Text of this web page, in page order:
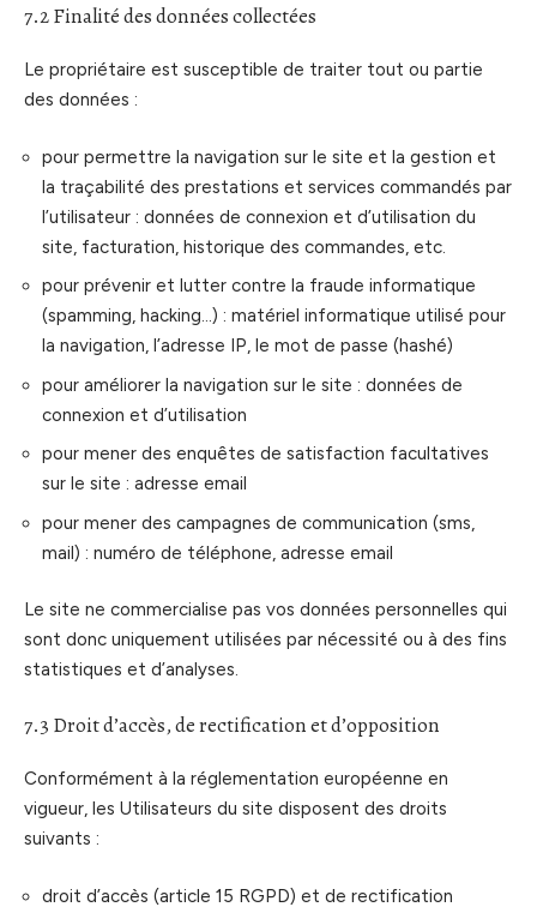
7.2 Finalité des données collectées
Le propriétaire est susceptible de traiter tout ou partie
des données :
pour permettre la navigation sur le site et la gestion et
la traçabilité des prestations et services commandés par
l’utilisateur : données de connexion et d’utilisation du
site, facturation, historique des commandes, etc.
pour prévenir et lutter contre la fraude informatique
(spamming, hacking…) : matériel informatique utilisé pour
la navigation, l’adresse IP, le mot de passe (hashé)
pour améliorer la navigation sur le site : données de
connexion et d’utilisation
pour mener des enquêtes de satisfaction facultatives
sur le site : adresse email
pour mener des campagnes de communication (sms,
mail) : numéro de téléphone, adresse email
Le site ne commercialise pas vos données personnelles qui
sont donc uniquement utilisées par nécessité ou à des fins
statistiques et d’analyses.
7.3 Droit d’accès, de rectification et d’opposition
Conformément à la réglementation européenne en
vigueur, les Utilisateurs du site disposent des droits
suivants :
droit d’accès (article 15 RGPD) et de rectification